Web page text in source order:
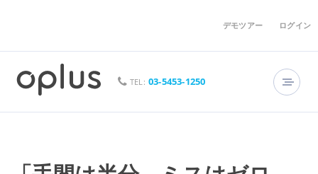
デモツアー ログイン
TEL: 03-5453-1250